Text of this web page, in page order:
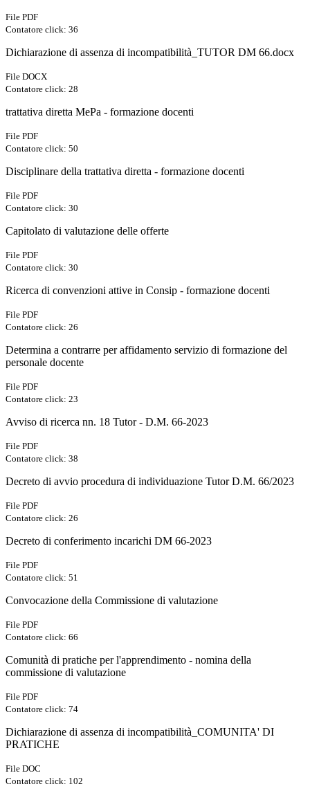
File PDF
Contatore click: 36
Dichiarazione di assenza di incompatibilità_TUTOR DM 66.docx
File DOCX
Contatore click: 28
trattativa diretta MePa - formazione docenti
File PDF
Contatore click: 50
Disciplinare della trattativa diretta - formazione docenti
File PDF
Contatore click: 30
Capitolato di valutazione delle offerte
File PDF
Contatore click: 30
Ricerca di convenzioni attive in Consip - formazione docenti
File PDF
Contatore click: 26
Determina a contrarre per affidamento servizio di formazione del
personale docente
File PDF
Contatore click: 23
Avviso di ricerca nn. 18 Tutor - D.M. 66-2023
File PDF
Contatore click: 38
Decreto di avvio procedura di individuazione Tutor D.M. 66/2023
File PDF
Contatore click: 26
Decreto di conferimento incarichi DM 66-2023
File PDF
Contatore click: 51
Convocazione della Commissione di valutazione
File PDF
Contatore click: 66
Comunità di pratiche per l'apprendimento - nomina della
commissione di valutazione
File PDF
Contatore click: 74
Dichiarazione di assenza di incompatibilità_COMUNITA' DI
PRATICHE
File DOC
Contatore click: 102